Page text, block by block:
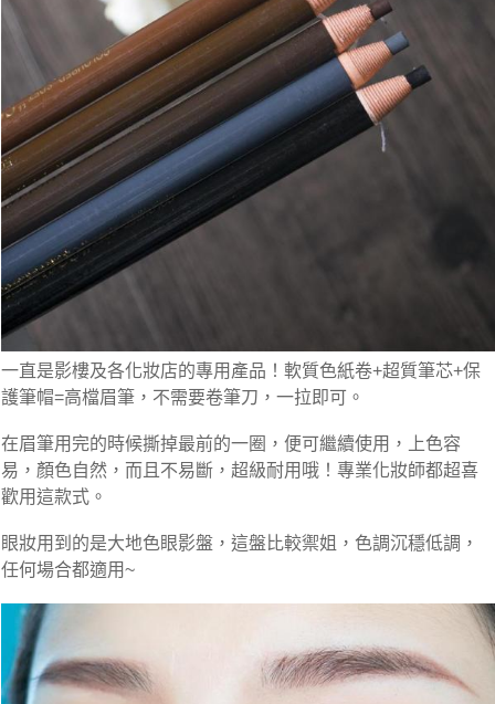
一直是影樓及各化妝店的專用產品！軟質色紙卷+超質筆芯+保
護筆帽=高檔眉筆，不需要卷筆刀，一拉即可。
在眉筆用完的時候撕掉最前的一圈，便可繼續使用，上色容
易，顏色自然，而且不易斷，超級耐用哦！專業化妝師都超喜
歡用這款式。
眼妝用到的是大地色眼影盤，這盤比較禦姐，色調沉穩低調，
任何場合都適用~